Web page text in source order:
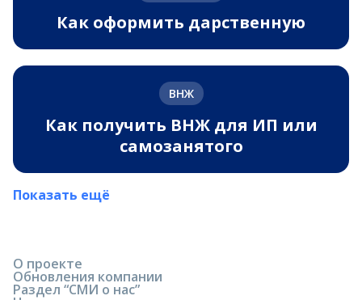
Как оформить дарственную
ВНЖ
Как получить ВНЖ для ИП или
самозанятого
Показать ещё
О проекте
Обновления компании
Раздел “СМИ о нас”